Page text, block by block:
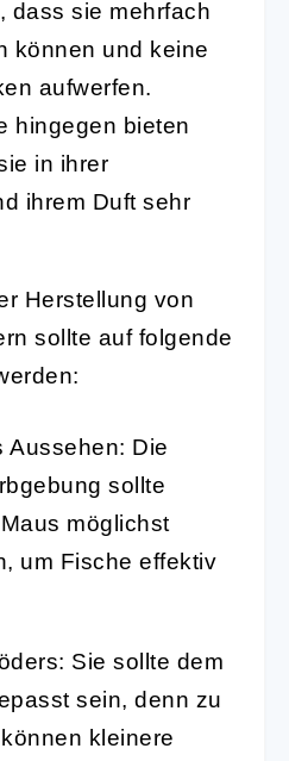
dass sie mehrfach
können und keine
aufwerfen.
hingegen bieten
in ihrer
ihrem Duft sehr
Herstellung von
sollte auf folgende
Aussehen: Die
sollte
möglichst
um Fische effektiv
Sie sollte dem
sein, denn zu
kleinere